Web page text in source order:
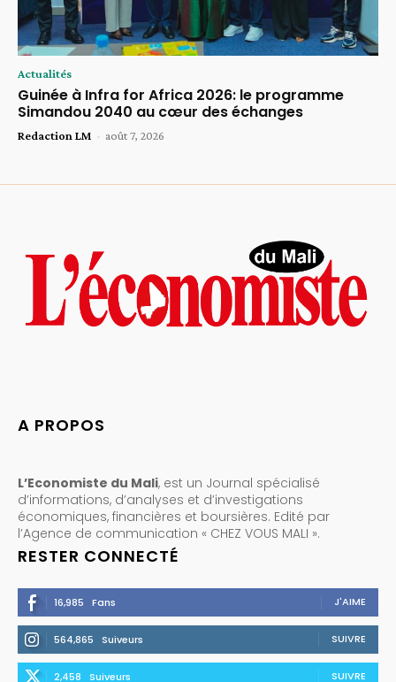
Actualités
Guinée à Infra for Africa 2026: le programme
Simandou 2040 au cœur des échanges
Redaction LM - août 7, 2026
A PROPOS
L’Economiste du Mali, est un Journal spécialisé
d’informations, d’analyses et d’investigations
économiques, financières et boursières. Edité par
l’Agence de communication « CHEZ VOUS MALI ».
RESTER CONNECTÉ
16,985 Fans J'AIME
564,865 Suiveurs SUIVRE
2,458 Suiveurs SUIVRE